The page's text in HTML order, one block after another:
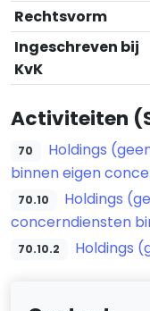
Rechtsvorm
Ingeschreven bij
KvK
Activiteiten
70
Holdings
binnen eigen
70.10
Holdings
concerndiensten
70.10.2 Holdings